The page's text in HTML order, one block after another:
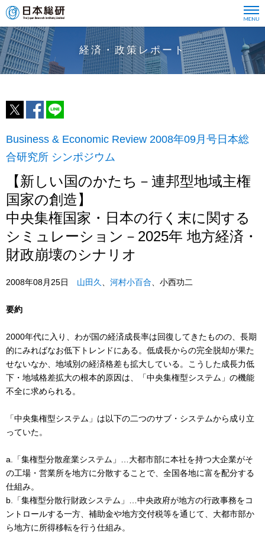
経済・政策レポート
Business & Economic Review 2008年09月号日本総
合研究所 シンポジウム
【新しい国のかたち－連邦型地域主権
国家の創造】
中央集権国家・日本の行く末に関する
シミュレーション－2025年 地方経済・
財政崩壊のシナリオ
2008年08月25日 山田久 河村小百合 、小西功二
要約
2000年代に入り、わが国の経済成長率は回復してきたものの、長期
的にみればなお低下トレンドにある。低成長からの完全脱却が果た
せないなか、地域別の経済格差も拡大している。こうした成長力低
下・地域格差拡大の根本的原因は、「中央集権型システム」の機能
不全に求められる。
「中央集権型システム」は以下の二つのサブ・システムから成り立
っていた。
a.「集権型分散産業システム」…大都市部に本社を持つ大企業がそ
の工場・営業所を地方に分散することで、全国各地に富を配分する
仕組み。
b.「集権型分散行財政システム」…中央政府が地方の行政事務をコ
ントロールする一方、補助金や地方交付税等を通じて、大都市部か
ら地方に所得移転を行う仕組み。